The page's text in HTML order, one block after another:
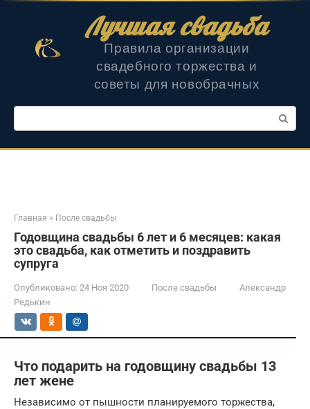
Лучшая свадьба
Правила организации
свадебного торжества и
советы для новобрачных
Поиск:
Главная » После свадьбы
Годовщина свадьбы 6 лет и 6 месяцев: какая
это свадьба, как отметить и поздравить
супруга
Опубликовано: 24 Ноя 2020 После свадьбы
Александр
Редькин
Что подарить на годовщину свадьбы 13
лет жене
Независимо от пышности планируемого торжества,